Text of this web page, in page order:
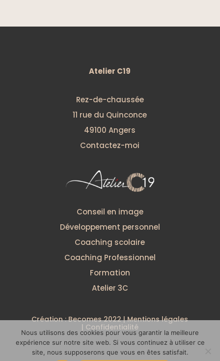
Atelier C19
Rez-de-chaussée
11 rue du Quinconce
49100 Angers
Contactez-moi
Conseil en image
Développement personnel
Coaching scolaire
Coaching Professionnel
Formation
Atelier 3C
Création :Becomes2022 |Mentions légales
| Confidentialité
Nous utilisons des cookies pour vous garantir la meilleure
expérience sur notre site web. Si vous continuez à utiliser ce
site, nous supposerons que vous en êtes satisfait.